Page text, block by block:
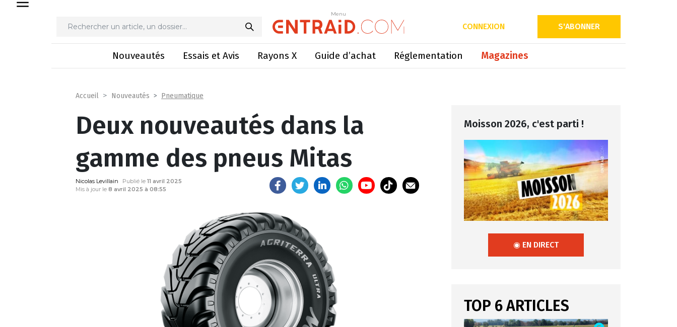
Menu
CONNEXION S'ABONNER
Nouveautés Essais et Avis Rayons X Guide d’achat Réglementation Magazines
Menu
Deux nouveautés dans la gamme des pneus Mitas
Accueil Nouveautés Pneumatique
Deux nouveautés dans la
gamme des pneus Mitas
Nicolas Levillain Publié le 11 avril 2025
Mis à jour le 8 avril 2025 à 08:55
Moisson 2026, c'est parti !
◉ EN DIRECT
TOP 6 ARTICLES